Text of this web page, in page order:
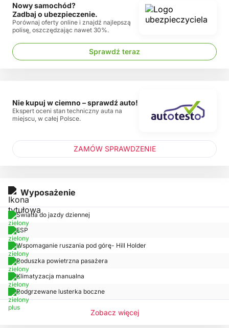
Wyposażenie
Światła do jazdy dziennej
ESP
Wspomaganie ruszania pod górę- Hill Holder
Poduszka powietrzna pasażera
Klimatyzacja manualna
Podgrzewane lusterka boczne
Zobacz więcej
Nowy samochód?
Zadbaj o ubezpieczenie.
Porównaj oferty online i znajdź najlepszą
polisę, oszczędzając nawet 30%.
Sprawdź teraz
Nie kupuj w ciemno – sprawdź auto!
Ekspert oceni stan techniczny auta na
miejscu, w całej Polsce.
ZAMÓW SPRAWDZENIE